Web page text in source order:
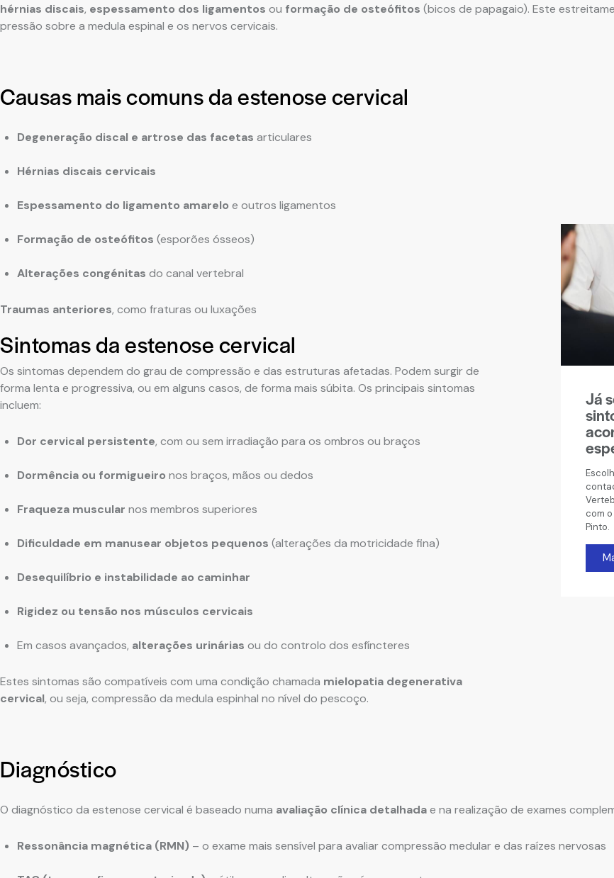
hérnias discais, espessamento dos ligamentos ou formação de osteófitos (bicos de papagaio). Este
pressão sobre a medula espinal e os nervos cervicais.
Causas mais comuns da estenose cervical
Degeneração discal e artrose das facetas articulares
Hérnias discais cervicais
Espessamento do ligamento amarelo e outros ligamentos
Formação de osteófitos (esporões ósseos)
Alterações congénitas do canal vertebral
Traumas anteriores, como fraturas ou luxações
Sintomas da estenose cervical
Os sintomas dependem do grau de compressão e das estruturas afetadas. Podem surgir de
forma lenta e progressiva, ou em alguns casos, de forma mais súbita. Os principais sintomas
incluem:
Dor cervical persistente, com ou sem irradiação para os ombros ou braços
Dormência ou formigueiro nos braços, mãos ou dedos
Fraqueza muscular nos membros superiores
Dificuldade em manusear objetos pequenos (alterações da motricidade fina)
Desequilíbrio e instabilidade ao caminhar
Rigidez ou tensão nos músculos cervicais
Em casos avançados, alterações urinárias ou do controlo dos esfíncteres
Estes sintomas são compatíveis com uma condição chamada mielopatia degenerativa
cervical, ou seja, compressão da medula espinhal no nível do pescoço.
Já
com
Pinto.
Diagnóstico
O diagnóstico da estenose cervical é baseado numa avaliação clínica detalhadae na realização de exames
Ressonância magnética (RMN) – o exame mais sensível para avaliar compressão medular e das raízes nervosas